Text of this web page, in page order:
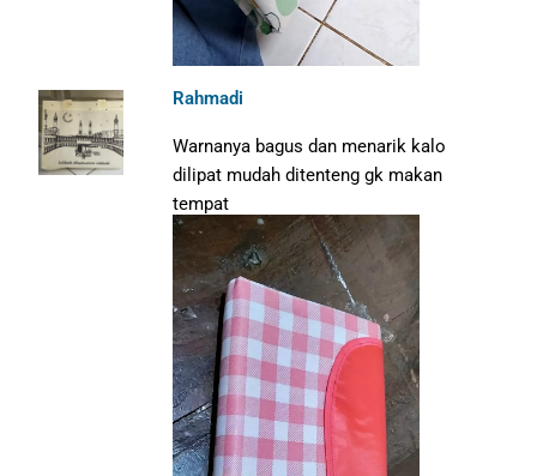
Rahmadi
Warnanya bagus dan menarik kalo
dilipat mudah ditenteng gk makan
tempat